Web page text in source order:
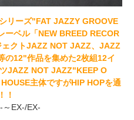
リーズ"FAT JAZZY GROOVE
ーベル「NEW BREED RECOR
ェクトJAZZ NOT JAZZ、JAZZ
の12"作品を集めた2枚組12イ
JAZZ NOT JAZZ"KEEP O
主体ですがHIP HOPを通
！
～EX-/EX-